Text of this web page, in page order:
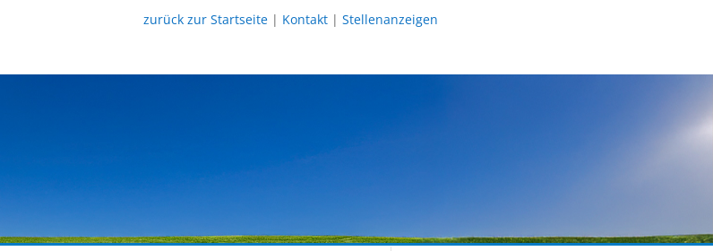
zurück zur Startseite | Kontakt |Stellenanzeigen